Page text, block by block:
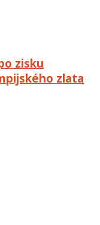
zisku
zlata